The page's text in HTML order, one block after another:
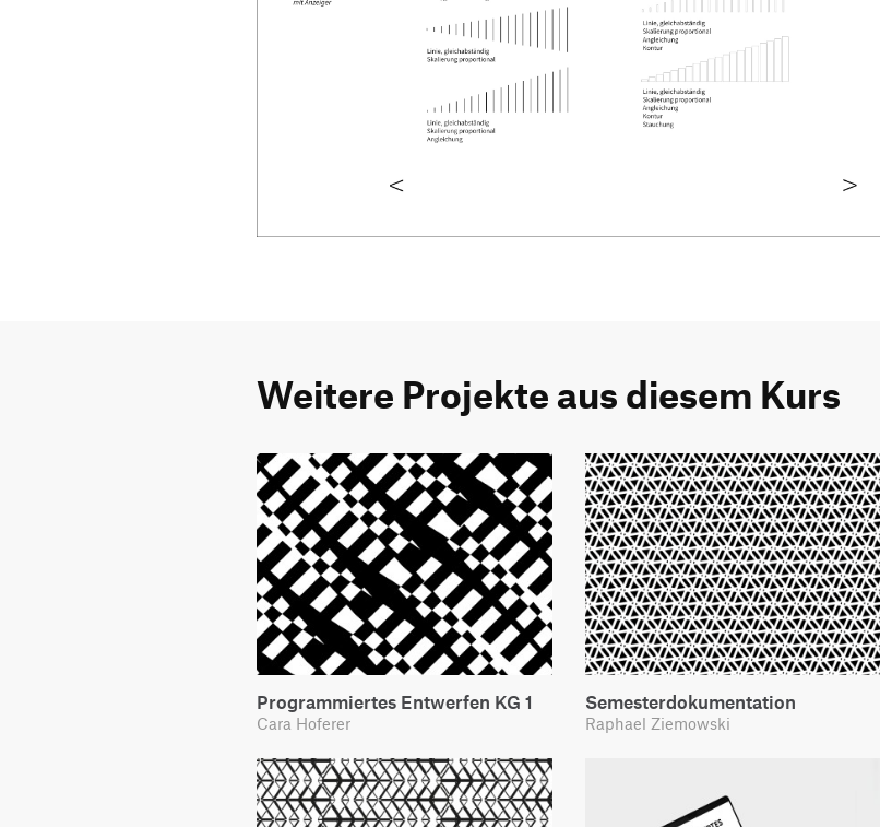
Weitere Projekte aus diesem Kurs
Programmiertes Entwerfen KG 1
Cara Hoferer
Semesterdokumentation
Raphael Ziemowski